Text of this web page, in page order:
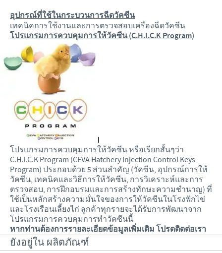
อุปกรณ์ที่ใช้ในกระบวนการฉีดวัคซีน
เทคนิคการใช้งานและการตรวจสอบเครืองฉีดวัคซีน
โปรแกรมการควบคุมการให้วัคซีน(C.H.I.C.K Program)
โปรแกรมการควบคุมการให้วัคซีน หรือเรียกสั้นๆว่า
C.H.I.C.K Program (CEVA Hatchery Injection Control Keys
Program) ประกอบด้วย 5 ส่วนสำคัญ (วัคซีน, อุปกรณ์การให้
วัคซีน, เทคนิคและวิธีการให้วัคซีน, การวิเคราะห์และการ
ตรวจสอบ, การฝึกอบรมและการสร้างทักษะความชำนาญ) ที่
ใช้เป็นหลักสร้างความมั่นใจของการให้วัคซีนในโรงฟักไข่
และโรงเรือนเลี้ยงไก่ ลูกค้าทุกรายจะได้รับการพัฒนาจาก
โปรแกรมการควบคุมการทำวัคซีนนี้
หากท่านต้องการรายละเอียดข้อมูลเพิ่มเติม โปรดติดต่อเรา
ยังอยู่ใน ผลิตภัณฑ์